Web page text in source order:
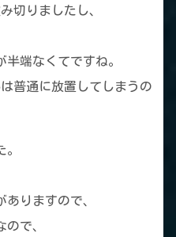
切りましたし、
端なくてですね。
普通に放置してしまうの
りますので、
で、